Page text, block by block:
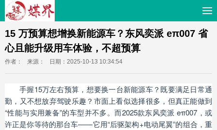
15 万预算想增换新能源车？东风奕派 eπ007 省
心且能升级用车体验，不超预算
作者： 来源： 日期：2025-10-13 10:34:54
手握15万左右预算，想要换一台新能源车？既要满足日常通
勤，又不想放弃驾驶乐趣？市面上看似选择很多，但真正能做到
“性能与实用兼备”的车型并不多。而2025款东风奕派 eπ007，或
许正是你等待的那台车——它用“后驱架构+电动尾翼”的组合，重